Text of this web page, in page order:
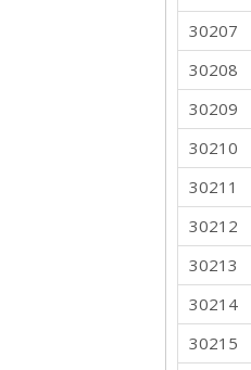
30207
30208
30209
30210
30211
30212
30213
30214
30215